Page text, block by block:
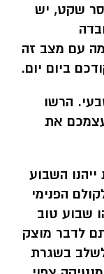
שקט, יש
עם מצב זה
ביום יום.
הרשו
את
השבוע
הפנימי
שבוע טוב
לדבר מוצק
לשלב בשגרת